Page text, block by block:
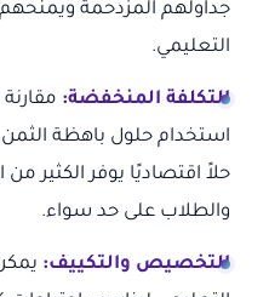
جداولهم المزدحمة ويمنحهم
التعليمي.
التكلفة المنخفضة:
استخدام حلول باهظة
حلاً اقتصاديًا يوفر الكثير
والطلاب على حد سواء.
التخصيص والتكييف: